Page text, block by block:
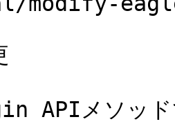
APIメソッド